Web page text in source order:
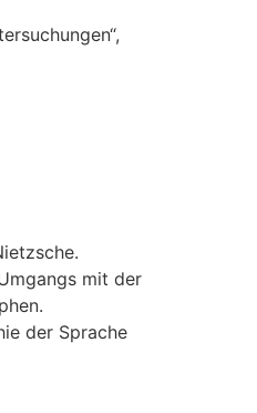
mit der
der Sprache